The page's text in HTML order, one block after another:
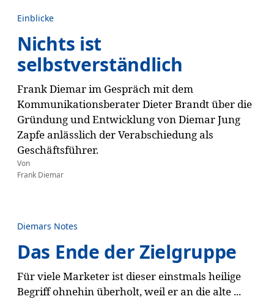
Einblicke
Nichts ist
selbstverständlich
Frank Diemar im Gespräch mit dem
Kommunikationsberater Dieter Brandt über die
Gründung und Entwicklung von Diemar Jung
Zapfe anlässlich der Verabschiedung als
Geschäftsführer.
Von
Frank Diemar
Diemars Notes
Das Ende der Zielgruppe
Für viele Marketer ist dieser einstmals heilige
Begriff ohnehin überholt, weil er an die alte ...